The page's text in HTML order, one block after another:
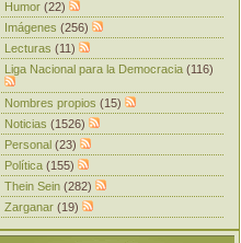
Humor (22)
Imágenes (256)
Lecturas (11)
Liga Nacional para la Democracia (116)
Nombres propios (15)
Noticias (1526)
Personal (23)
Política (155)
Thein Sein (282)
Zarganar (19)